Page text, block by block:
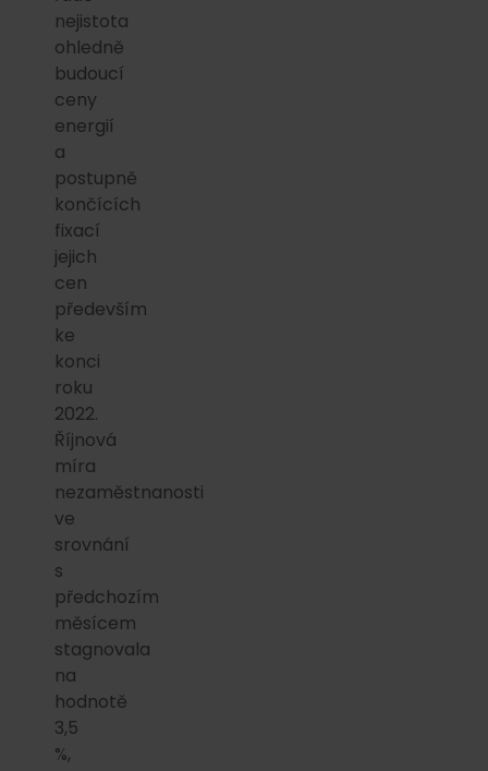
nejistota
ohledně
budoucí
ceny
energií
a
postupně
končících
fixací
jejich
cen
především
ke
konci
roku
2022.
Říjnová
míra
nezaměstnanosti
ve
srovnání
s
předchozím
měsícem
stagnovala
na
hodnotě
3,5
%,